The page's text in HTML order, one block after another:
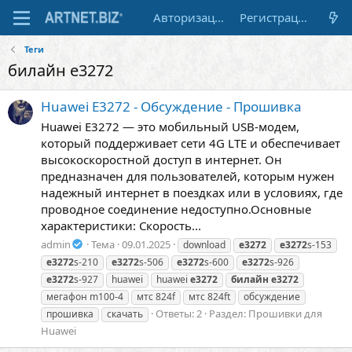
Авторизация Регистрация
Теги
билайн e3272
Huawei E3272 - Обсуждение - Прошивка
Huawei E3272 — это мобильный USB-модем,
который поддерживает сети 4G LTE и обеспечивает
высокоскоростной доступ в интернет. Он
предназначен для пользователей, которым нужен
надежный интернет в поездках или в условиях, где
проводное соединение недоступно.Основные
характеристики: Скорость...
admin Тема 09.01.2025 download e3272 e3272s-153
e3272s-210 e3272s-506 e3272s-600 e3272s-926
e3272s-927 huawei huawei e3272 билайн e3272
мегафон m100-4
мтс 824f мтс 824ft
обсуждение
прошивка
скачать Ответы: 2 Раздел: Прошивки для
Huawei